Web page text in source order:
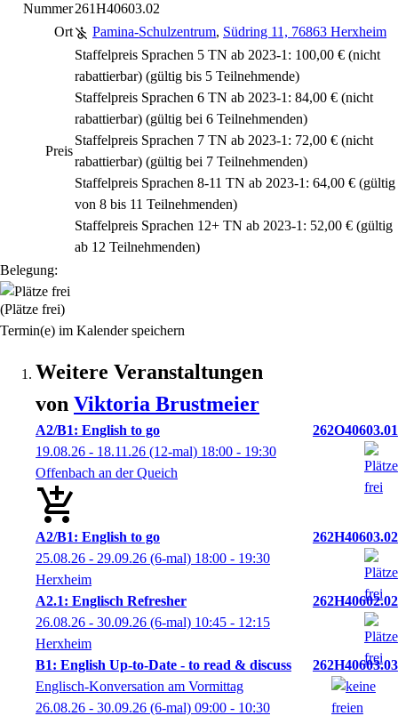
Nummer261H40603.02
Ort
Pamina-Schulzentrum, Südring 11, 76863 Herxheim
Preis
Staffelpreis Sprachen 5 TN ab 2023-1: 100,00 € (nicht
rabattierbar) (gültig bis 5 Teilnehmende)
Staffelpreis Sprachen 6 TN ab 2023-1: 84,00 € (nicht
rabattierbar) (gültig bei 6 Teilnehmenden)
Staffelpreis Sprachen 7 TN ab 2023-1: 72,00 € (nicht
rabattierbar) (gültig bei 7 Teilnehmenden)
Staffelpreis Sprachen 8-11 TN ab 2023-1: 64,00 € (gültig
von 8 bis 11 Teilnehmenden)
Staffelpreis Sprachen 12+ TN ab 2023-1: 52,00 € (gültig
ab 12 Teilnehmenden)
Belegung:
(Plätze frei)
Termin(e) im Kalender speichern
Weitere Veranstaltungen
von Viktoria Brustmeier
A2/B1: English to go
262O40603.01
19.08.26 - 18.11.26 (12-mal) 18:00 - 19:30
Offenbach an der Queich
A2/B1: English to go
262H40603.02
25.08.26 - 29.09.26 (6-mal) 18:00 - 19:30
Herxheim
A2.1: Englisch Refresher
262H40602.02
26.08.26 - 30.09.26 (6-mal) 10:45 - 12:15
Herxheim
B1: English Up-to-Date - to read & discuss
262H40603.03
Englisch-Konversation am Vormittag
26.08.26 - 30.09.26 (6-mal) 09:00 - 10:30